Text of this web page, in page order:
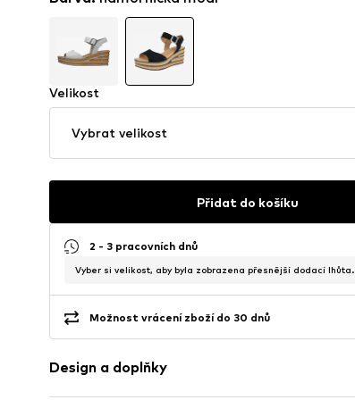
Velikost
Vybrat velikost
Přidat do košíku
2 - 3 pracovních dnů
Vyber si velikost, aby byla zobrazena přesnější dodací lhůta.
Možnost vrácení zboží do 30 dnů
Design a doplňky